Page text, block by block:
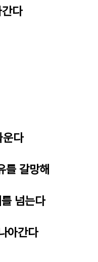
다
다
갈망해
넘는다
아간다